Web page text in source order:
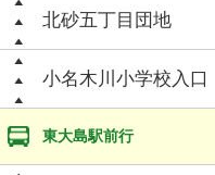
北砂五丁目団地
小名木川小学校入口
東大島駅前行